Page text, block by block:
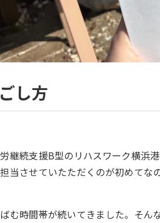
し方
継続支援B型のリハスワーク横浜港
当させていたただくのが初めて
む時間帯が続いてきました。そ